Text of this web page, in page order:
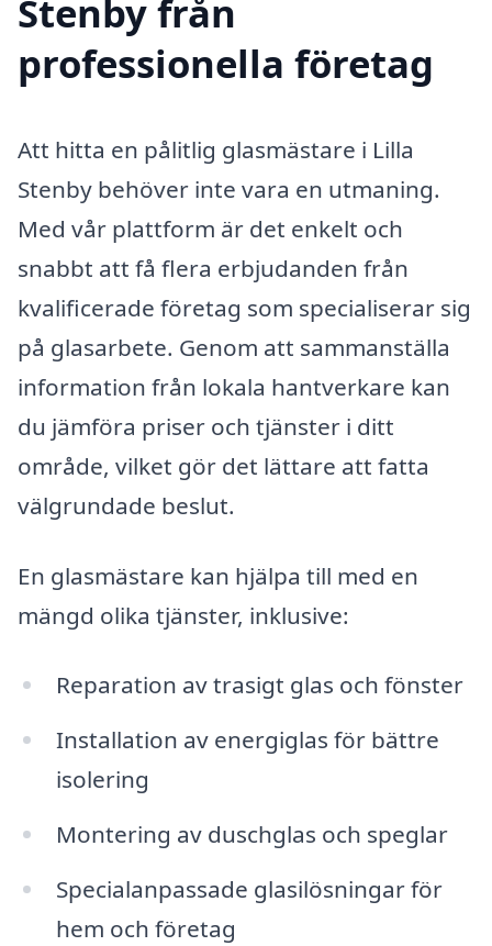
Stenby från
professionella företag
Att hitta en pålitlig glasmästare i Lilla
Stenby behöver inte vara en utmaning.
Med vår plattform är det enkelt och
snabbt att få flera erbjudanden från
kvalificerade företag som specialiserar sig
på glasarbete. Genom att sammanställa
information från lokala hantverkare kan
du jämföra priser och tjänster i ditt
område, vilket gör det lättare att fatta
välgrundade beslut.
En glasmästare kan hjälpa till med en
mängd olika tjänster, inklusive:
Reparation av trasigt glas och fönster
Installation av energiglas för bättre
isolering
Montering av duschglas och speglar
Specialanpassade glasilösningar för
hem och företag